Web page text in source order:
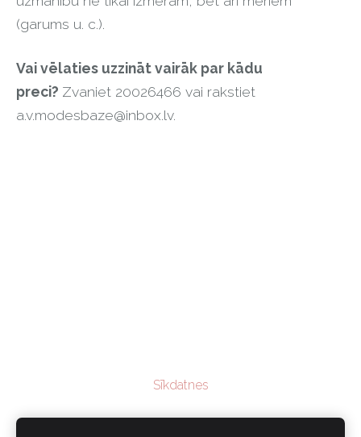
(garums u. c.).
Vai vēlaties uzzināt vairāk par kādu
preci? Zvaniet 20026466 vai rakstiet
a.v.modesbaze@inbox.lv.
Sīkdatnes